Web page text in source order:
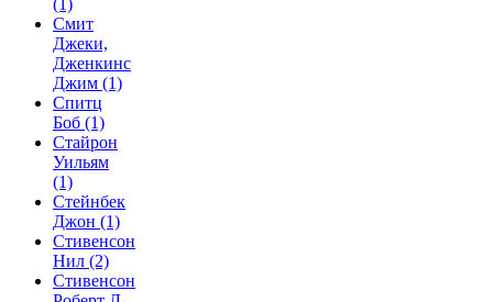
(1)
Смит
Джеки,
Дженкинс
Джим (1)
Спитц
Боб (1)
Стайрон
Уильям
(1)
Стейнбек
Джон (1)
Стивенсон
Нил (2)
Стивенсон